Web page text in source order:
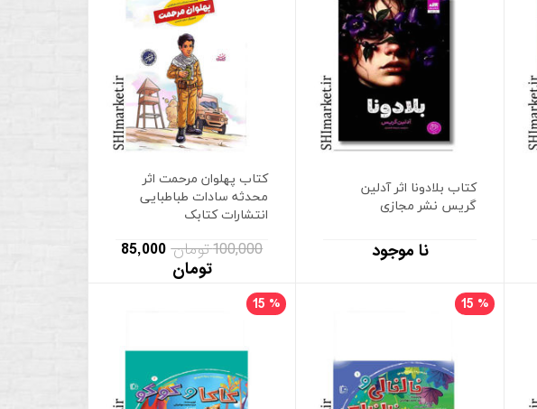
کتاب بلادونا اثر آدلین
گریس نشر مجازی
نا موجود
کتاب پهلوان مرحمت اثر
محدثه سادات طباطبایی
انتشارات کتابک
100,000 تومان
85,000
تومان
15 %
15 %